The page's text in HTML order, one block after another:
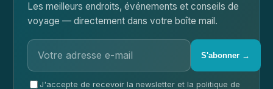
Les meilleurs endroits, événements et conseils de
voyage — directement dans votre boîte mail.
S'abonner →
J'accepte de recevoir la newsletter et la politique de